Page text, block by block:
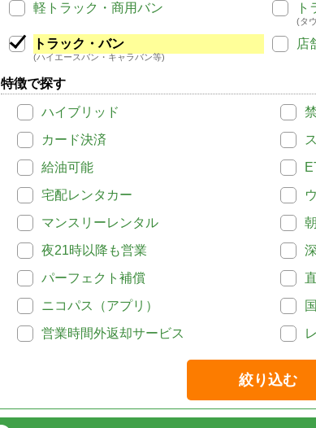
軽トラック・商用バン
ト
(タ
トラック・バン
(ハイエースバン・キャラバン等)
店
特徴で探す
ハイブリッド
カード決済
給油可能
宅配レンタカー
マンスリーレンタル
夜21時以降も営業
パーフェクト補償
ニコパス（アプリ）
営業時間外返却サービス
絞り込む